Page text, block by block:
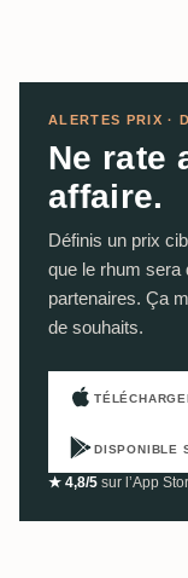
ALERTES PRIX ·
Ne rate
affaire.
Définis un prix
que le rhum sera
partenaires. Ça
de souhaits.
DISPONIBLE
★ 4,8/5 sur l’App